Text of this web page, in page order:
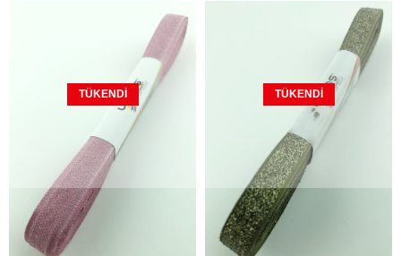
TÜKENDI TÜKENDI